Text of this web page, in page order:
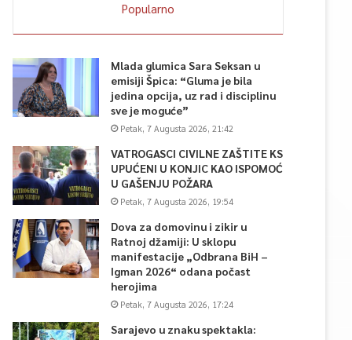
Popularno
Mlada glumica Sara Seksan u
emisiji Špica: “Gluma je bila
jedina opcija, uz rad i disciplinu
sve je moguće”
Petak, 7 Augusta 2026, 21:42
VATROGASCI CIVILNE ZAŠTITE KS
UPUĆENI U KONJIC KAO ISPOMOĆ
U GAŠENJU POŽARA
Petak, 7 Augusta 2026, 19:54
Dova za domovinu i zikir u
Ratnoj džamiji: U sklopu
manifestacije „Odbrana BiH –
Igman 2026“ odana počast
herojima
Petak, 7 Augusta 2026, 17:24
Sarajevo u znaku spektakla: